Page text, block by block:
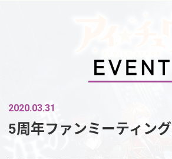
2020.03.31
5周年ファンミーティング